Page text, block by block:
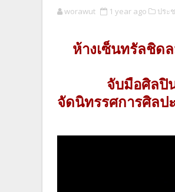
worawut 1 year ago ประ
ห้างเซ็นทรัลชิด
จับมือศิลปิ
จัดนิทรรศการศิล